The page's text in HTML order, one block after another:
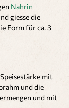
Nahrin
giesse die
Form für ca. 3
mit
und die
und mit